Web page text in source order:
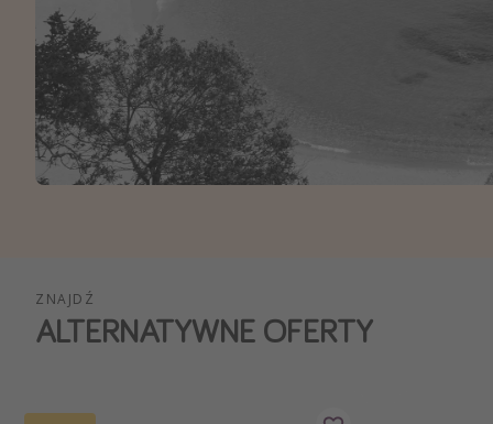
ZNAJDŹ
ALTERNATYWNE OFERTY